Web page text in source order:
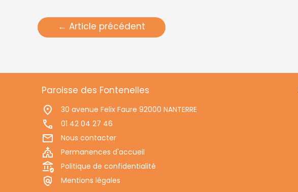
← Article précédent
Paroisse des Fontenelles
30 avenue Felix Faure 92000 NANTERRE
01 42 04 27 46
Nous contacter
Permanences d'accueil
Politique de confidentialité
Mentions légales